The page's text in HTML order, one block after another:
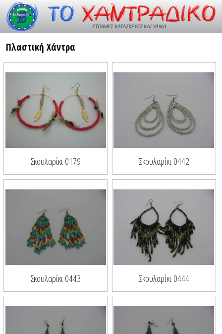
Resource id #26
Πλαστική Χάντρα
Σκουλαρίκι 0179 Σκουλαρίκι 0442
Σκουλαρίκι 0443 Σκουλαρίκι 0444